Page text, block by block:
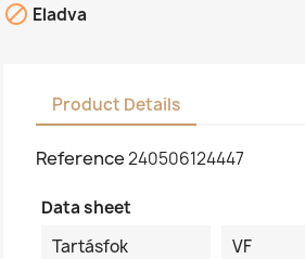
 Eladva
Product Details
Reference240506124447
Data sheet
Tartásfok
VF